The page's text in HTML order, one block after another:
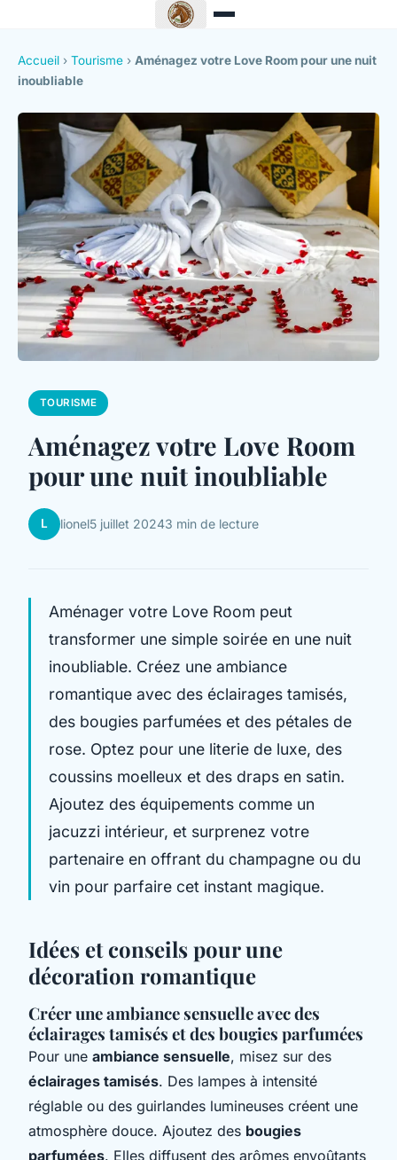
Accueil › Tourisme › Aménagez votre Love Room pour une nuit
inoubliable
TOURISME
Aménagez votre Love Room
pour une nuit inoubliable
L lionel5 juillet 20243 min de lecture
Aménager votre Love Room peut
transformer une simple soirée en une nuit
inoubliable. Créez une ambiance
romantique avec des éclairages tamisés,
des bougies parfumées et des pétales de
rose. Optez pour une literie de luxe, des
coussins moelleux et des draps en satin.
Ajoutez des équipements comme un
jacuzzi intérieur, et surprenez votre
partenaire en offrant du champagne ou du
vin pour parfaire cet instant magique.
Idées et conseils pour une
décoration romantique
Créer une ambiance sensuelle avec des
éclairages tamisés et des bougies parfumées
Pour une ambiance sensuelle, misez sur des
éclairages tamisés. Des lampes à intensité
réglable ou des guirlandes lumineuses créent une
atmosphère douce. Ajoutez des bougies
parfumées. Elles diffusent des arômes envoûtants